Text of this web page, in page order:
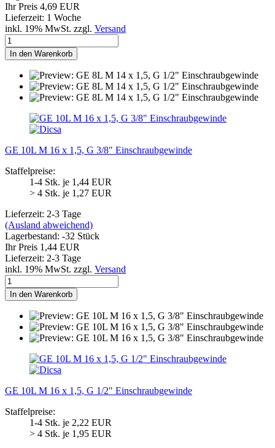
Ihr Preis 4,69 EUR
Lieferzeit: 1 Woche
inkl. 19% MwSt. zzgl. Versand
In den Warenkorb
GE 10L M 16 x 1,5, G 3/8" Einschraubgewinde
Staffelpreise:
1-4 Stk. je 1,44 EUR
> 4 Stk. je 1,27 EUR
Lieferzeit: 2-3 Tage
(Ausland abweichend)
Lagerbestand: -32 Stück
Ihr Preis 1,44 EUR
Lieferzeit: 2-3 Tage
inkl. 19% MwSt. zzgl. Versand
In den Warenkorb
GE 10L M 16 x 1,5, G 1/2" Einschraubgewinde
Staffelpreise:
1-4 Stk. je 2,22 EUR
> 4 Stk. je 1,95 EUR